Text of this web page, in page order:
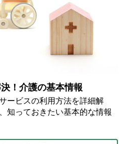
！介護の基本情報
ービスの利用方法を詳細解
知っておきたい基本的な情報